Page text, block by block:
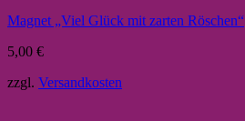
Magnet „Viel Glück mit zarten Röschen“
5,00 €
zzgl. Versandkosten